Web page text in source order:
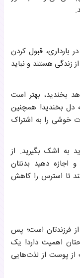
بارداری، قبول کردن
هستند و نباید
بخندید، بهتر است
دل بخندید! همچنین
خوشی را به اشتراک
به اشک بگیرید. از
اجازه دهید بدنتان
تا استرس را کاهش
فرزندتان است؛ پس
اهمیت دارد! یک
از پوست از لذت‌هایی